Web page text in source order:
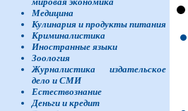
Медицина
Кулинария и продукты питания
Криминалистика
Иностранные языки
Зоология
Журналистика издательское
дело и СМИ
Естествознание
Деньги и кредит